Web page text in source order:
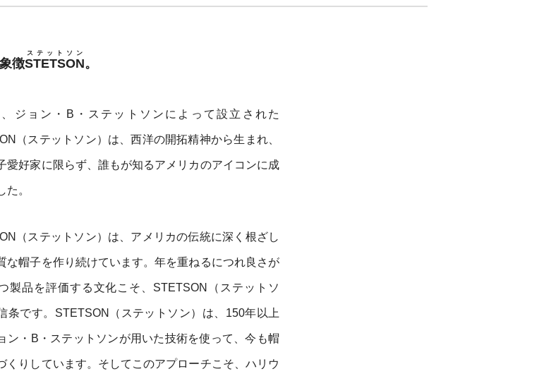
徴STETSON
ステットソン
。
、ジョン・B・ステットソンによって設立された
（ステットソン）は、西洋の開拓精神から生まれ、
愛好家に限らず、誰もが知るアメリカのアイコンに成
た。
（ステットソン）は、アメリカの伝統に深く根ざし
な帽子を作り続けています。年を重ねるにつれ良さが
製品を評価する文化こそ、STETSON（ステットソ
条です。STETSON（ステットソン）は、150年以上
ン・B・ステットソンが用いた技術を使って、今も帽
くりしています。そしてこのアプローチこそ、ハリウ